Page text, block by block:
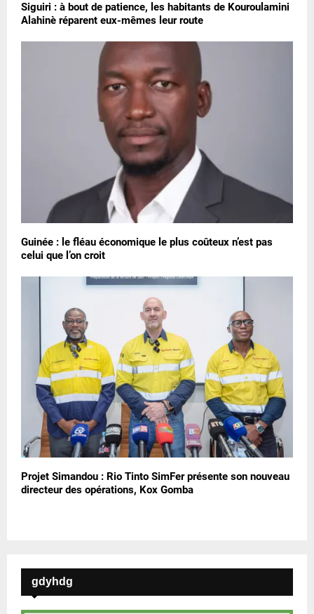
Siguiri : à bout de patience, les habitants de Kouroulamini
Alahinè réparent eux-mêmes leur route
Guinée : le fléau économique le plus coûteux n’est pas
celui que l’on croit
Projet Simandou : Rio Tinto SimFer présente son nouveau
directeur des opérations, Kox Gomba
gdyhdg